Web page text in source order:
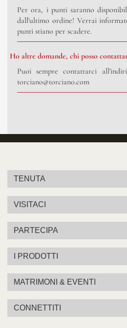
Per ora, i punti saranno
dall'ultimo ordine! Verrai
punti stiano per scadere.
Ho altre domande, chi posso
Puoi sempre contattarci
torciano@torciano.com
TENUTA
VISITACI
PARTECIPA
I PRODOTTI
MATRIMONI & EVENTI
CONNETTITI